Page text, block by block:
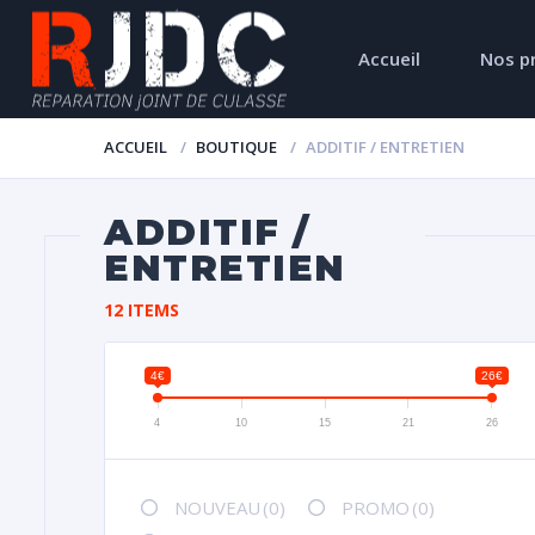
Accueil Nos
ACCUEIL BOUTIQUE ADDITIF / ENTRETIEN
ADDITIF /
ENTRETIEN
12 ITEMS
4€ 26€
4 10 15 21 26
NOUVEAU (0) PROMO (0)